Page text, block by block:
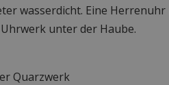
wasserdicht. Eine
unter der Haube.
Quarzwerk